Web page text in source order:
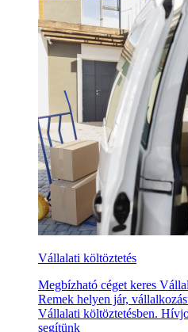
Vállalati költöztetés
Megbízható céget keres
Remek helyen jár,
Vállalati költöztetésben.
segítünk